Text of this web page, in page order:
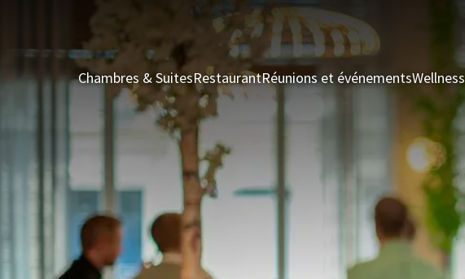
Chambres & SuitesRestaurantRéunions et événementsWellness